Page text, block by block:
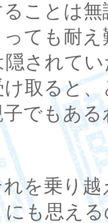
ることは
ても耐
隠されて
け取ると
でもあ
を乗り越
も思え